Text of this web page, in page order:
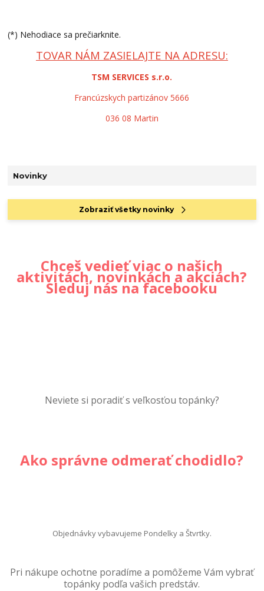
Novinky
Zobraziť všetky novinky
Chceš vedieť viac o našich
aktivitách, novinkách a akciách?
Sleduj nás na facebooku
Neviete si poradiť s veľkosťou topánky?
Ako správne odmerať chodidlo?
Objednávky vybavujeme Pondelky a Štvrtky.
Pri nákupe ochotne poradíme a pomôžeme Vám vybrať
topánky podľa vašich predstáv.
(*) Nehodiace sa prečiarknite.
TOVAR NÁM ZASIELAJTE NA ADRESU:
TSM SERVICES s.r.o.
Francúzskych partizánov 5666
036 08 Martin